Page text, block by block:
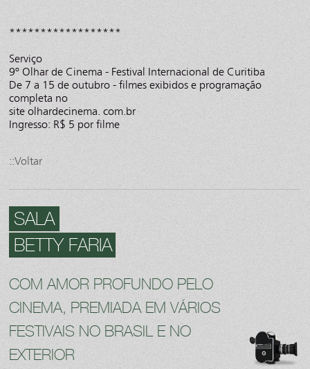
******************
Serviço
9º Olhar de Cinema - Festival Internacional de Curitiba
De 7 a 15 de outubro - filmes exibidos e programação
completa no
site olhardecinema. com.br
Ingresso: R$ 5 por filme
::Voltar
SALA
BETTY FARIA
COM AMOR PROFUNDO PELO
CINEMA, PREMIADA EM VÁRIOS
FESTIVAIS NO BRASIL E NO
EXTERIOR